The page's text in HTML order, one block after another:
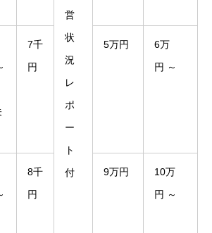
営
状
況
レ
ポ
ー
ト
付
7千
円
5万円
6万
円 ～
8千
円
9万円
10万
円 ～